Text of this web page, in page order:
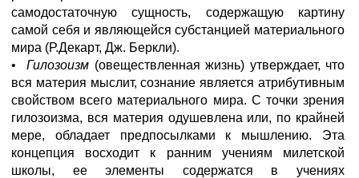
самодостаточную сущность, содержащую картину
самой себя и являющейся субстанцией материального
мира (Р.Декарт, Дж. Беркли).
• Гилозоизм (овеществленная жизнь) утверждает, что
вся материя мыслит, сознание является атрибутивным
свойством всего материального мира. С точки зрения
гилозоизма, вся материя одушевлена или, по крайней
мере, обладает предпосылками к мышлению. Эта
концепция восходит к ранним учениям милетской
школы, ее элементы содержатся в учениях